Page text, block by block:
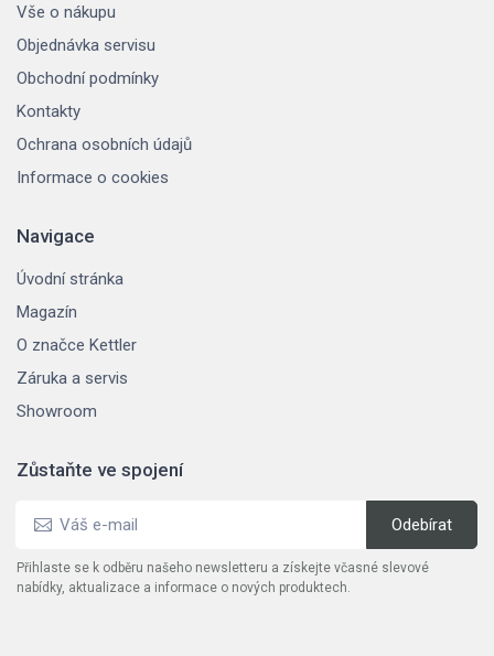
Vše o nákupu
Objednávka servisu
Obchodní podmínky
Kontakty
Ochrana osobních údajů
Informace o cookies
Navigace
Úvodní stránka
Magazín
O značce Kettler
Záruka a servis
Showroom
Zůstaňte ve spojení
Přihlaste se k odběru našeho newsletteru a získejte včasné slevové
nabídky, aktualizace a informace o nových produktech.